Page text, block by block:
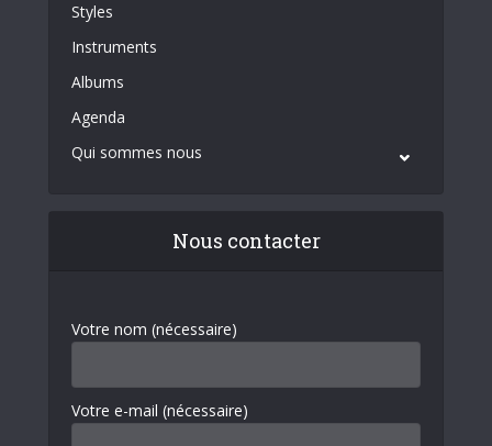
Styles
Instruments
Albums
Agenda
Qui sommes nous
Nous contacter
Votre nom (nécessaire)
Votre e-mail (nécessaire)